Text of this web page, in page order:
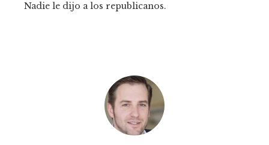
Nadie le dijo a los republicanos.